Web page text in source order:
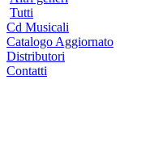
Tutti
Cd Musicali
Catalogo Aggiornato
Distributori
Contatti